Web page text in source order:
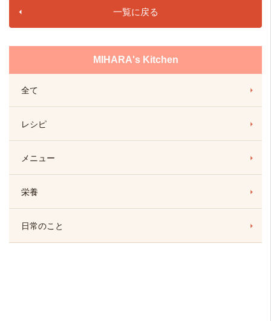
一覧に戻る
MIHARA's Kitchen
全て
レシピ
メニュー
栄養
日常のこと